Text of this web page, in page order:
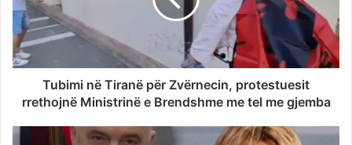
Tubimi në Tiranë për Zvërnecin, protestuesit
rrethojnë Ministrinë e Brendshme me tel me gjemba